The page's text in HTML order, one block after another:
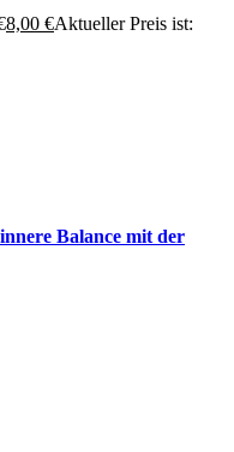
8,00 €Aktueller Preis ist:
Balance mit der